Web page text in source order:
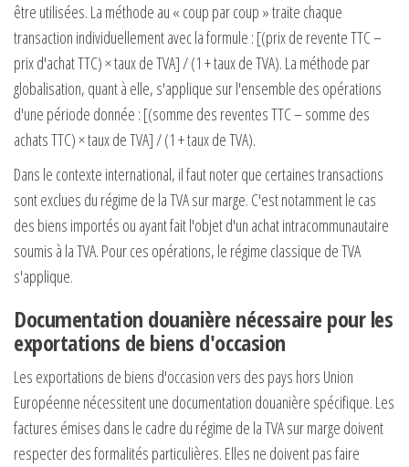
être utilisées. La méthode au « coup par coup » traite chaque
transaction individuellement avec la formule : [(prix de revente TTC –
prix d'achat TTC) × taux de TVA] / (1 + taux de TVA). La méthode par
globalisation, quant à elle, s'applique sur l'ensemble des opérations
d'une période donnée : [(somme des reventes TTC – somme des
achats TTC) × taux de TVA] / (1 + taux de TVA).
Dans le contexte international, il faut noter que certaines transactions
sont exclues du régime de la TVA sur marge. C'est notamment le cas
des biens importés ou ayant fait l'objet d'un achat intracommunautaire
soumis à la TVA. Pour ces opérations, le régime classique de TVA
s'applique.
Documentation douanière nécessaire pour les
exportations de biens d'occasion
Les exportations de biens d'occasion vers des pays hors Union
Européenne nécessitent une documentation douanière spécifique. Les
factures émises dans le cadre du régime de la TVA sur marge doivent
respecter des formalités particulières. Elles ne doivent pas faire